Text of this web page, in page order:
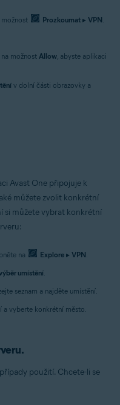
Prozkoumat ▸ VPN.
možnost Allow, abyste aplikaci
v dolní části obrazovky a
Avast One připojuje k
můžete zvolit konkrétní
si můžete vybrat konkrétní
na Explore ▸ VPN.
umístění.
seznam a najděte umístění.
a vyberte konkrétní město.
použití. Chcete-li se